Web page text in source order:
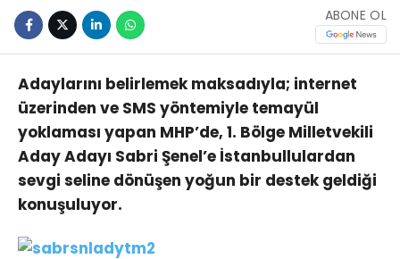
ABONE OL
Adaylarını belirlemek maksadıyla; internet
üzerinden ve SMS yöntemiyle temayül
yoklaması yapan MHP’de, 1. Bölge Milletvekili
Aday Adayı Sabri Şenel’e İstanbullulardan
sevgi seline dönüşen yoğun bir destek geldiği
konuşuluyor.